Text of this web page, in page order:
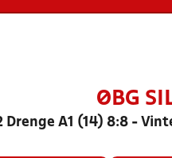
ØBG
Drenge A1 (14) 8:8 -